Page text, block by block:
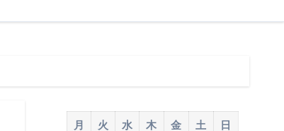
月 火 水 木 金 土
日